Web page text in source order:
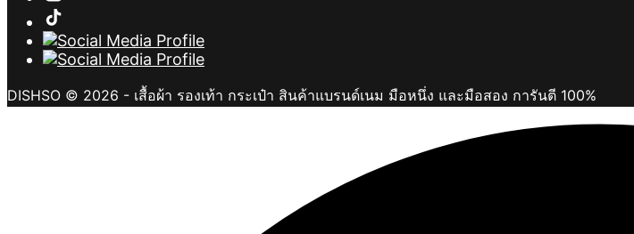
DISHSO © 2026 - เสื้อผ้า รองเท้า กระเป๋า สินค้าแบรนด์เนม มือหนึ่ง และมือสอง การันตี 100%